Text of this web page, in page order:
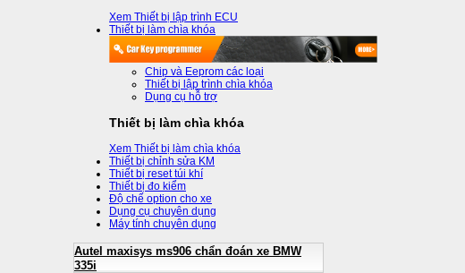
Xem Thiết bị lập trình ECU
Thiết bị làm chìa khóa
Chip và Eeprom các loại
Thiết bị lập trình chìa khóa
Dụng cụ hỗ trợ
Thiết bị làm chìa khóa
Xem Thiết bị làm chìa khóa
Thiết bị chỉnh sửa KM
Thiết bị reset túi khí
Thiết bị đo kiểm
Độ chế option cho xe
Dụng cụ chuyên dụng
Máy tính chuyên dụng
Autel maxisys ms906 chẩn đoán xe BMW
335i